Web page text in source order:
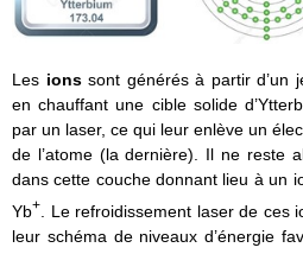
Les ions sont générés à partir d’un
en chauffant une cible solide
par un laser, ce qui leur enlève un
de l’atome (la dernière). Il ne reste
dans cette couche donnant lieu à un
Yb+
. Le refroidissement laser de ces
leur schéma de niveaux d’énergie